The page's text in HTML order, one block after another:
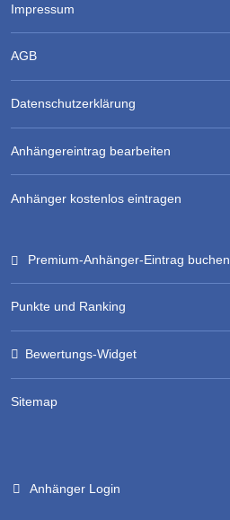
Impressum
AGB
Datenschutzerklärung
Anhängereintrag bearbeiten
Anhänger kostenlos eintragen
Premium-Anhänger-Eintrag buchen
Punkte und Ranking
Bewertungs-Widget
Sitemap
Anhänger Login